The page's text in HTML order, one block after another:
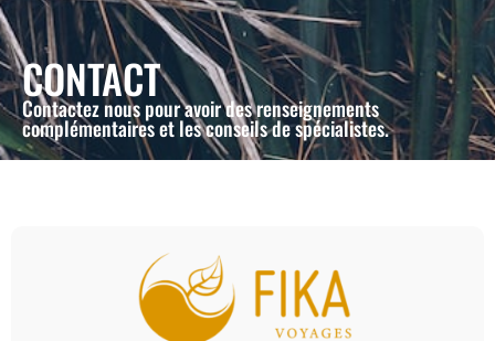
CONTACT
Contactez nous pour avoir des renseignements
complémentaires et les conseils de spécialistes.